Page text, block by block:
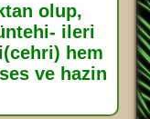
olup,
ileri
hem
ve hazin